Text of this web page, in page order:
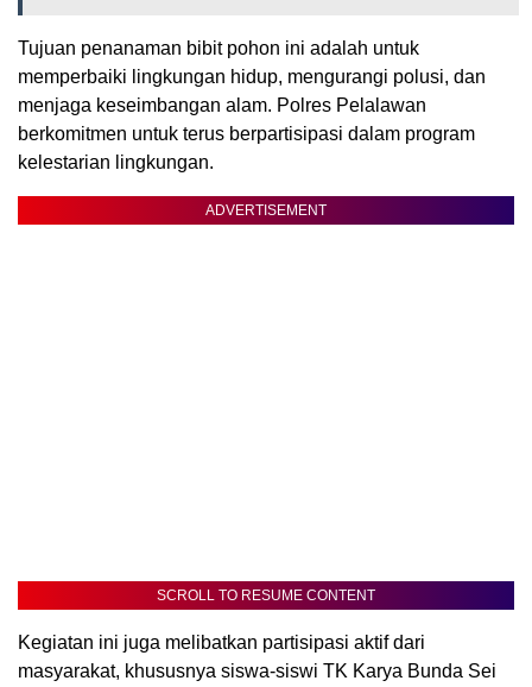
Tujuan penanaman bibit pohon ini adalah untuk
memperbaiki lingkungan hidup, mengurangi polusi, dan
menjaga keseimbangan alam. Polres Pelalawan
berkomitmen untuk terus berpartisipasi dalam program
kelestarian lingkungan.
ADVERTISEMENT
SCROLL TO RESUME CONTENT
Kegiatan ini juga melibatkan partisipasi aktif dari
masyarakat, khususnya siswa-siswi TK Karya Bunda Sei